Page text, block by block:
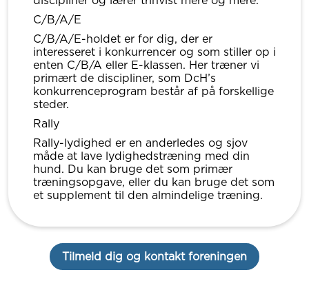
C/B/A/E
C/B/A/E-holdet er for dig, der er
interesseret i konkurrencer og som stiller op i
enten C/B/A eller E-klassen. Her træner vi
primært de discipliner, som DcH’s
konkurrenceprogram består af på forskellige
steder.
Rally
Rally-lydighed er en anderledes og sjov
måde at lave lydighedstræning med din
hund. Du kan bruge det som primær
træningsopgave, eller du kan bruge det som
et supplement til den almindelige træning.
Tilmeld dig og kontakt foreningen